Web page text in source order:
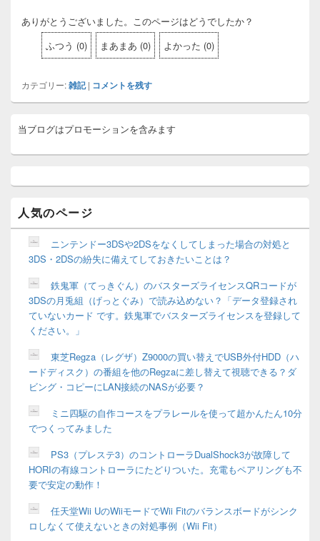
ありがとうございました。このページはどうでしたか？
ふつう (0) まあまあ (0) よかった (0)
カテゴリー:雑記 | コメントを残す
イ
サ
ド
ウ
当ブログはプロモーションを含みます
人気のページ
ニンテンドー3DSや2DSをなくしてしまった場合の対処と
3DS・2DSの紛失に備えてしておきたいことは？
鉄鬼軍（てっきぐん）のバスターズライセンスQRコードが
3DSの月兎組（げっとぐみ）で読み込めない？「データ登録され
ていないカード です。鉄鬼軍でバスターズライセンスを登録して
ください。」
東芝Regza（レグザ）Z9000の買い替えでUSB外付HDD（ハ
ードディスク）の番組を他のRegzaに差し替えて視聴できる？ダ
ビング・コピーにLAN接続のNASが必要？
ミニ四駆の自作コースをプラレールを使って超かんたん10分
でつくってみました
PS3（プレステ3）のコントローラDualShock3が故障して
HORIの有線コントローラにたどりついた。充電もペアリングも不
要で安定の動作！
任天堂Wii UのWiiモードでWii Fitのバランスボードがシンク
ロしなくて使えないときの対処事例（Wii Fit）